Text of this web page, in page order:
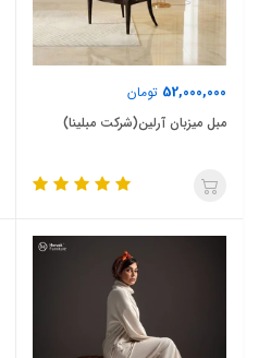
52,000,000 تومان
مبل میزبان آرلین(شرکت مبلینا)